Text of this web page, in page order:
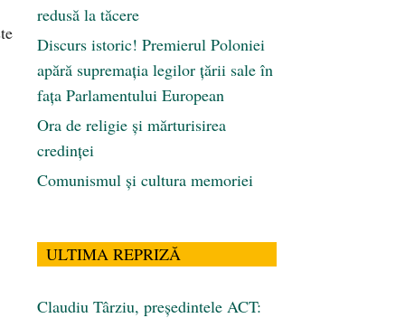
redusă la tăcere
Discurs istoric! Premierul Poloniei
apără supremația legilor țării sale în
fața Parlamentului European
Ora de religie şi mărturisirea
credinţei
Comunismul şi cultura memoriei
ULTIMA REPRIZĂ
Claudiu Târziu, președintele ACT: